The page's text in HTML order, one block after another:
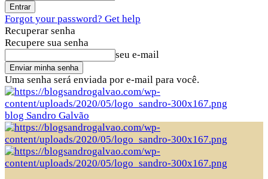
Forgot your password? Get help
Recuperar senha
Recupere sua senha
seu e-mail
Uma senha será enviada por e-mail para você.
blog Sandro Galvão